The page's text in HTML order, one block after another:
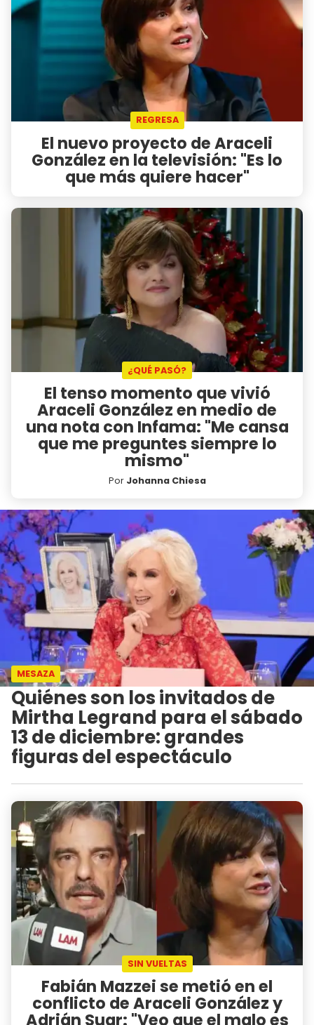
REGRESA
El nuevo proyecto de Araceli
González en la televisión: "Es lo
que más quiere hacer"
¿QUÉ PASÓ?
El tenso momento que vivió
Araceli González en medio de
una nota con Infama: "Me cansa
que me preguntes siempre lo
mismo"
Por Johanna Chiesa
MESAZA
Quiénes son los invitados de
Mirtha Legrand para el sábado
13 de diciembre: grandes
figuras del espectáculo
SIN VUELTAS
Fabián Mazzei se metió en el
conflicto de Araceli González y
Adrián Suar: "Veo que el malo es